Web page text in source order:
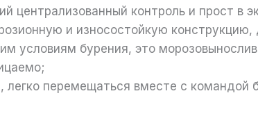
централизованный контроль и прост в
и износостойкую
условиям бурения, это
легко перемещаться вместе с командой